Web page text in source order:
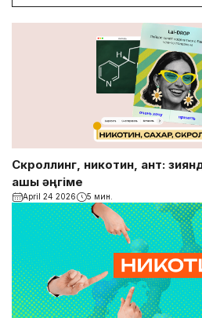
Скроллинг, никотин, қант:
ашық әңгіме
April 24 2026 5 мин.